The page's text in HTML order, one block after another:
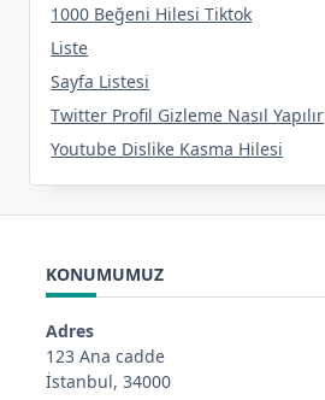
1000 Beğeni Hilesi Tiktok
Liste
Sayfa Listesi
Twitter Profil Gizleme Nasıl Yapılır
Youtube Dislike Kasma Hilesi
KONUMUMUZ
Adres
123 Ana cadde
İstanbul, 34000